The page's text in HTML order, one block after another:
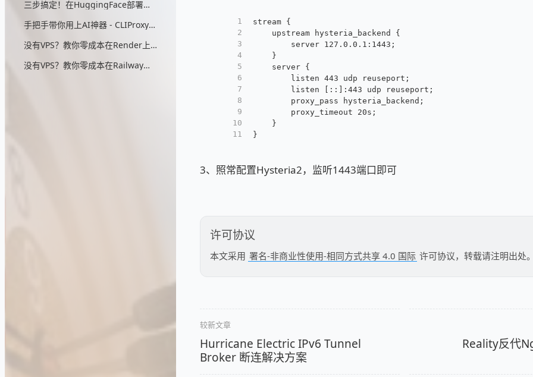
三步搞定！在HuggingFace部署无头浏览器，零成本实现AIStudio反代
手把手带你用上AI神器 - CLIProxyAPI（零：配置详细解说）
没有VPS？教你零成本在Render上部署CLIProxyAPI
没有VPS？教你零成本在Railway上部署CLIProxyAPI
1
2
3
4
5
6
7
8
9
10
11
stream {
    upstream hysteria_backend {
        server 127.0.0.1:1443;
    }
    server {
        listen 443 udp reuseport;
        listen [::]:443 udp reuseport;
        proxy_pass hysteria_backend;
        proxy_timeout 20s;
    }
}
3、照常配置Hysteria2，监听1443端口即可
许可协议
本文采用 署名-非商业性使用-相同方式共享 4.0 国际 许可协议，转载请注明出处
较新文章
Hurricane Electric IPv6 Tunnel
Broker 断连解决方案
Reality反代